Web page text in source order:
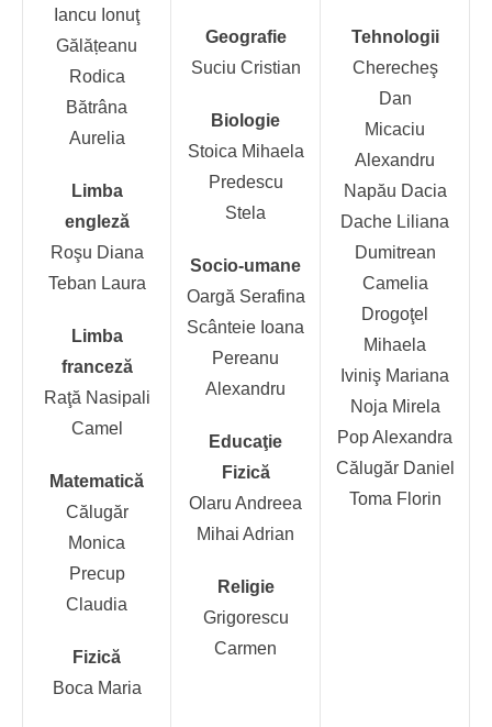
Iancu Ionuţ
Gălățeanu
Rodica
Bătrâna
Aurelia
Limba
engleză
Roşu Diana
Teban Laura
Limba
franceză
Raţă Nasipali
Camel
Matematică
Călugăr
Monica
Precup
Claudia
Fizică
Boca Maria
Geografie
Suciu Cristian
Biologie
Stoica Mihaela
Predescu
Stela
Socio-umane
Oargă Serafina
Scânteie Ioana
Pereanu
Alexandru
Educaţie
Fizică
Olaru Andreea
Mihai Adrian
Religie
Grigorescu
Carmen
Tehnologii
Cherecheş
Dan
Micaciu
Alexandru
Napău Dacia
Dache Liliana
Dumitrean
Camelia
Drogoţel
Mihaela
Iviniş Mariana
Noja Mirela
Pop Alexandra
Călugăr Daniel
Toma Florin